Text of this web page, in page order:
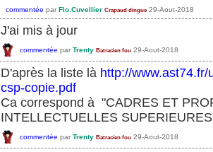
commentée par Flo.Cuvellier Crapaud dingue 29-Aout-2018
J'ai mis à jour
commentée par Trenty Batracien fou 29-Aout-2018
D'après la liste là http://
csp-copie.pdf
Ca correspond à "CADRES ET
INTELLECTUELLES
commentée par Trenty Batracien fou 29-Aout-2018